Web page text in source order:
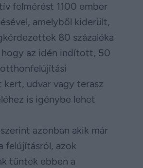
felmérést 1100 ember
amelyből kiderült,
80 százaléka
az idén indított, 50
udvar vagy terasz
is igénybe lehet
azonban akik már
felújításról, azok
tűntek ebben a